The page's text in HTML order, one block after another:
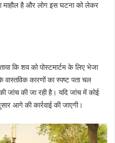
माहौल है और लोग इस घटना को लेकर
कि शव को पोस्टमार्टम के लिए भेजा
वास्तविक कारणों का स्पष्ट पता चल
जांच की जा रही है। यदि जांच में कोई
आगे की कार्रवाई की जाएगी।